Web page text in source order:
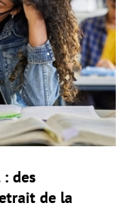
des
de la